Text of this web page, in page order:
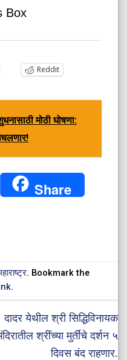
Box
Reddit
मोठी घोषणा:
Twitter Share
. Bookmark the
.
दादर येथील श्री सिद्धिविनायक
श्रींच्या मुर्तींचे दर्शन ५
दिवस बंद राहणार.